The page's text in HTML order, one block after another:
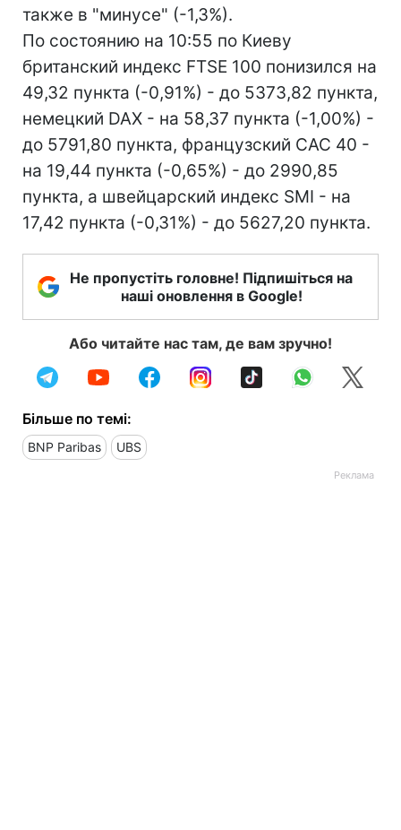
также в "минусе" (-1,3%).
По состоянию на 10:55 по Киеву
британский индекс FTSE 100 понизился на
49,32 пункта (-0,91%) - до 5373,82 пункта,
немецкий DAX - на 58,37 пункта (-1,00%) -
до 5791,80 пункта, французский CAC 40 -
на 19,44 пункта (-0,65%) - до 2990,85
пункта, а швейцарский индекс SMI - на
17,42 пункта (-0,31%) - до 5627,20 пункта.
Не пропустіть головне! Підпишіться на
наші оновлення в Google!
Або читайте нас там, де вам зручно!
Більше по темі:
BNP Paribas UBS